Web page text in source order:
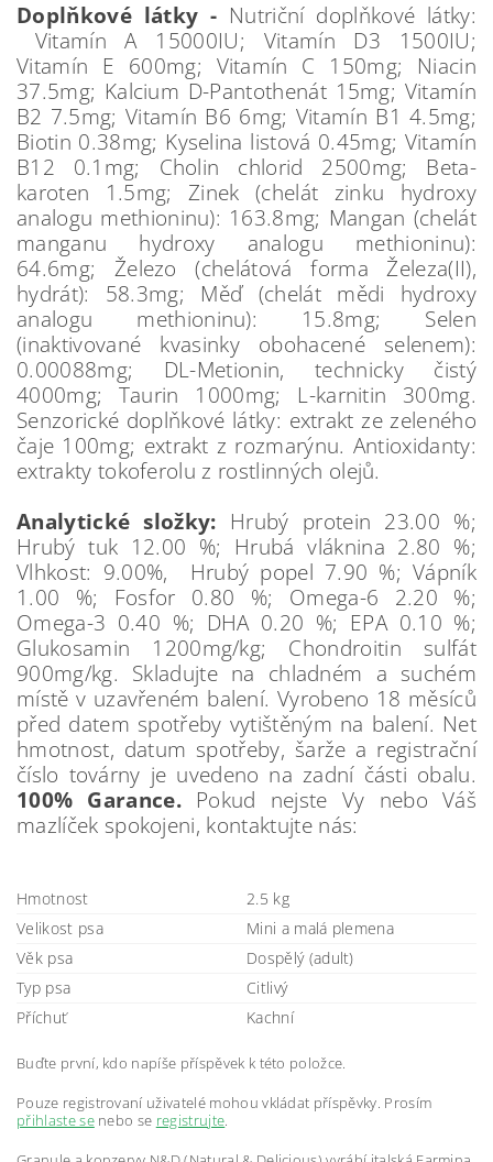
Doplňkové látky - Nutriční doplňkové látky:
Vitamín A 15000IU; Vitamín D3 1500IU;
Vitamín E 600mg; Vitamín C 150mg; Niacin
37.5mg; Kalcium D-Pantothenát 15mg; Vitamín
B2 7.5mg; Vitamín B6 6mg; Vitamín B1 4.5mg;
Biotin 0.38mg; Kyselina listová 0.45mg; Vitamín
B12 0.1mg; Cholin chlorid 2500mg; Beta-
karoten 1.5mg; Zinek (chelát zinku hydroxy
analogu methioninu): 163.8mg; Mangan (chelát
manganu hydroxy analogu methioninu):
64.6mg; Železo (chelátová forma Železa(II),
hydrát): 58.3mg; Měď (chelát mědi hydroxy
analogu methioninu): 15.8mg; Selen
(inaktivované kvasinky obohacené selenem):
0.00088mg; DL-Metionin, technicky čistý
4000mg; Taurin 1000mg; L-karnitin 300mg.
Senzorické doplňkové látky: extrakt ze zeleného
čaje 100mg; extrakt z rozmarýnu. Antioxidanty:
extrakty tokoferolu z rostlinných olejů.
Analytické složky: Hrubý protein 23.00 %;
Hrubý tuk 12.00 %; Hrubá vláknina 2.80 %;
Vlhkost: 9.00%, Hrubý popel 7.90 %; Vápník
1.00 %; Fosfor 0.80 %; Omega-6 2.20 %;
Omega-3 0.40 %; DHA 0.20 %; EPA 0.10 %;
Glukosamin 1200mg/kg; Chondroitin sulfát
900mg/kg. Skladujte na chladném a suchém
místě v uzavřeném balení. Vyrobeno 18 měsíců
před datem spotřeby vytištěným na balení. Net
hmotnost, datum spotřeby, šarže a registrační
číslo továrny je uvedeno na zadní části obalu.
100% Garance.Pokud nejste Vy nebo Váš
mazlíček spokojeni, kontaktujte nás:
Hmotnost
2.5 kg
Velikost psa
Mini a malá plemena
Věk psa
Dospělý (adult)
Typ psa
Citlivý
Příchuť
Kachní
Buďte první, kdo napíše příspěvek k této položce.
Pouze registrovaní uživatelé mohou vkládat příspěvky. Prosím
přihlaste senebo se registrujte.